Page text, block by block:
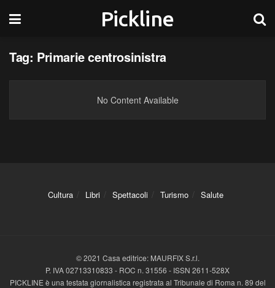
Pickline
Tag: Primarie centrosinistra
No Content Available
Cultura Libri Spettacoli Turismo Salute
© 2021 Casa editrice: MAURFIX S.r.l.
P. IVA 02713310833 - ROC n. 31556 - ISSN 2611-528X
PICKLINE è una testata giornalistica registrata al Tribunale di Roma n. 89 del